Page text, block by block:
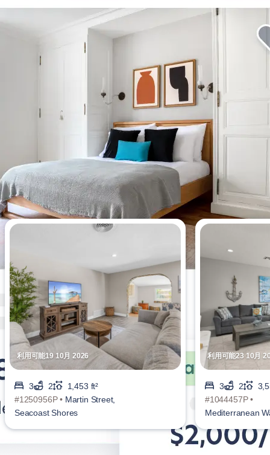
今週最も閲覧されたアパート
利用可能19 10月 2026
3 2
1,453 ft²
#1250956P • Martin Street,
Seacoast Shores
利用可能23 10月
3 2
#1044457P •
Mediterranean